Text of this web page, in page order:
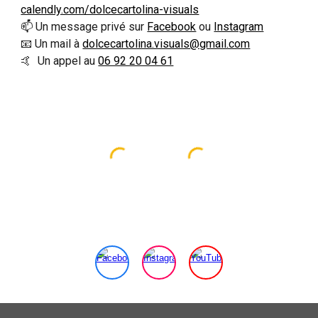
calendly.com/dolcecartolina-visuals
📫 Un message privé sur Facebook ou Instagram
📧 Un mail àdolcecartolina.visuals@gmail.com
🤙 Un appel au06 92 20 04 61